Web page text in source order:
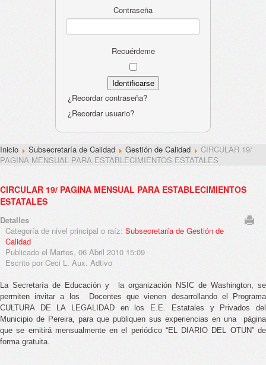
Contraseña
Recuérdeme
¿Recordar contraseña?
¿Recordar usuario?
Inicio Subsecretaría de Calidad Gestión de Calidad
CIRCULAR 19/
PAGINA MENSUAL PARA ESTABLECIMIENTOS ESTATALES
CIRCULAR 19/ PAGINA MENSUAL PARA ESTABLECIMIENTOS
ESTATALES
Detalles
Categoría de nivel principal o raíz: Subsecretaría de Gestión de
Calidad
Publicado el Martes, 06 Abril 2010 15:09
Escrito por Ceci L. Aux. Adtivo
La Secretaría de Educación y
la organización NSIC de Washington, se
permiten invitar a los
Docentes que vienen desarrollando el Programa
CULTURA DE LA LEGALIDAD en los E.E. Estatales y Privados del
Municipio de Pereira, para que publiquen sus experiencias en una
página
que se emitirá mensualmente en el periódico “EL DIARIO DEL OTUN” de
forma gratuita.